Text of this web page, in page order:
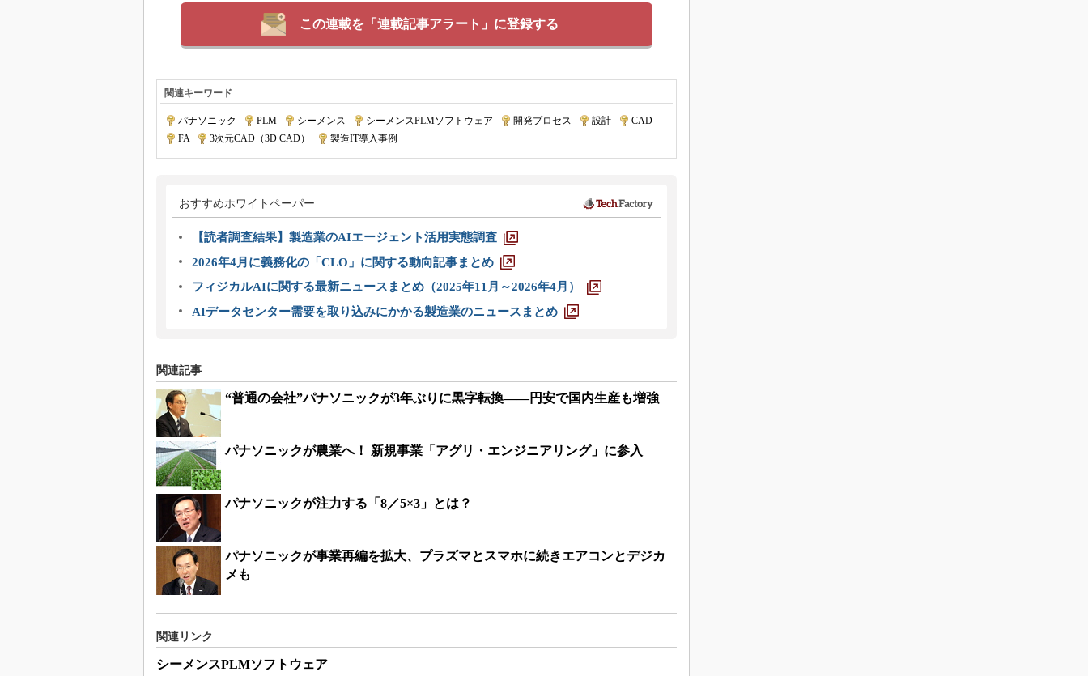
この連載を「連載記事アラート」に登録する
関連キーワード
パナソニック PLM シーメンス シーメンスPLMソフトウェア 開発プロセス 設計 CAD
FA| 3次元CAD（3D CAD） 製造IT導入事例
おすすめホワイトペーパー
【読者調査結果】製造業のAIエージェント活用実態調査
2026年4月に義務化の「CLO」に関する動向記事まとめ
フィジカルAIに関する最新ニュースまとめ（2025年11月～2026年4月）
AIデータセンター需要を取り込みにかかる製造業のニュースまとめ
関連記事
“普通の会社”パナソニックが3年ぶりに黒字転換――円安で国内生産も増強
パナソニックが農業へ！ 新規事業「アグリ・エンジニアリング」に参入
パナソニックが注力する「8／5×3」とは？
パナソニックが事業再編を拡大、プラズマとスマホに続きエアコンとデジカ
メも
関連リンク
シーメンスPLMソフトウェア